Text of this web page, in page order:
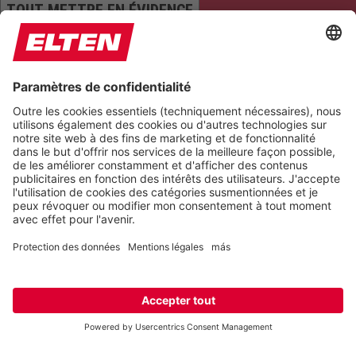
TOUT METTRE EN ÉVIDENCE
LIRE LA PAGE COUPER LES SONS